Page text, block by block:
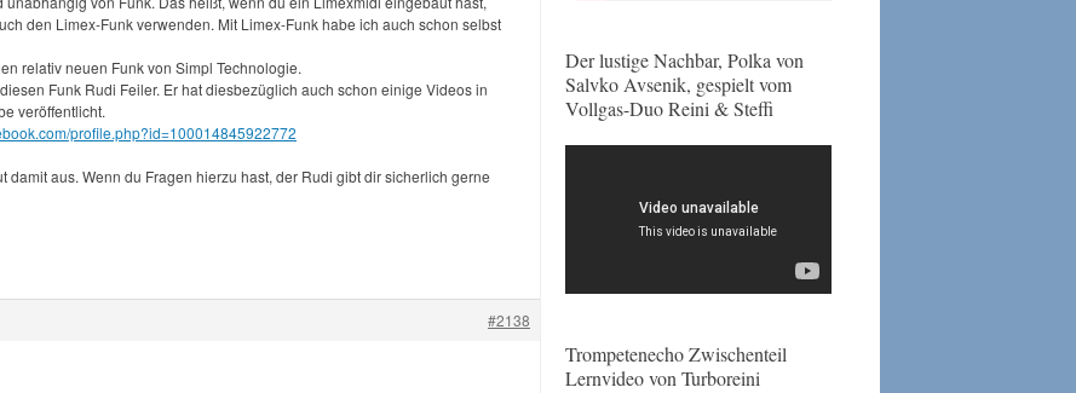
den Limex-Funk verwenden. Mit Limex-Funk habe ich auch schon selbst
relativ neuen Funk von Simpl Technologie.
Funk Rudi Feiler. Er hat diesbezüglich auch schon einige Videos in
veröffentlicht.
profile.php?id=100014845922772
damit aus. Wenn du Fragen hierzu hast, der Rudi gibt dir sicherlich gerne
#2138
Der lustige Nachbar, Polka von
Salvko Avsenik, gespielt vom
Vollgas-Duo Reini & Steffi
Trompetenecho Zwischenteil
Lernvideo von Turboreini